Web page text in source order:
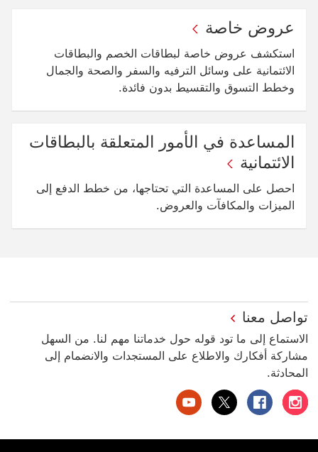
عروض خاصة
استكشف عروض خاصة ‏‫لبطاقات الخصم والبطاقات
الائتمانية على وسائل الترفيه والسفر والصحة والجمال
وخطط التسوق والتقسيط بدون فائدة.
المساعدة في الأمور المتعلقة بالبطاقات
الائتمانية
احصل على المساعدة التي تحتاجها، من خطط الدفع إلى
الميزات والمكافآت والعروض.
تواصل معنا
الاستماع إلى ما تود قوله حول خدماتنا مهم لنا. من السهل
مشاركة أفكارك والاطلاع على المستجدات والانضمام إلى
المحادثة.
بنك HSBC الإمارات العربية المتحدة على إنستغرام سيتم فتح هذا الرابط في نافذة جديدة
بنك HSBC الإمارات العربية المتحدة على فيسبوك سيتم فتح هذا الرابط في نافذة جديدة بنك HSBC الإمارات العربية المتحدة على تويتر سيتم فتح هذا الرابط في نافذة جديدة بنك HSBC الإمارات العربية المتحدة على يوتيوب سيتم فتح هذا الرابط في نافذة جديدة